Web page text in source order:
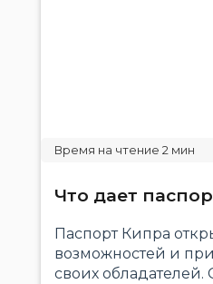
Что дает
Паспорт Кипра
возможностей и
своих обладателей.